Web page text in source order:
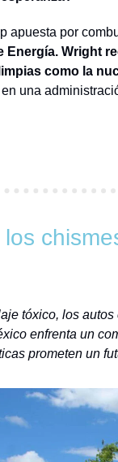
apuesta por
Energía. Wright
como la
una
tóxico, los
enfrenta un
prometen un